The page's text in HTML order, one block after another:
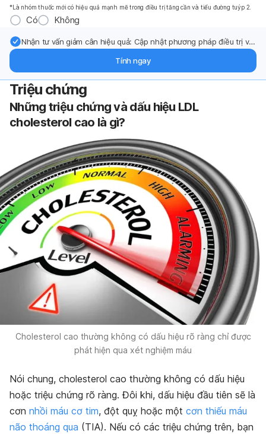
*Là nhóm thuốc mới có hiệu quả mạnh mẽ trong điều trị tăng cần và tiểu đường tuýp 2.
Có Không
Nhận tư vấn giảm cân hiệu quả: Cập nhật phương pháp điều trị và
Tính ngay
Triệu chứng
Những triệu chứng và dấu hiệu LDL
cholesterol cao là gì?
Cholesterol cao thường không có dấu hiệu rõ ràng chỉ được
phát hiện qua xét nghiệm máu
Nói chung, cholesterol cao thường không có dấu hiệu
hoặc triệu chứng rõ ràng. Đôi khi, dấu hiệu đầu tiên sẽ là
cơn nhồi máu cơ tim, đột quỵ hoặc một cơn thiếu máu
não thoáng qua (TIA). Nếu có các triệu chứng trên, bạn